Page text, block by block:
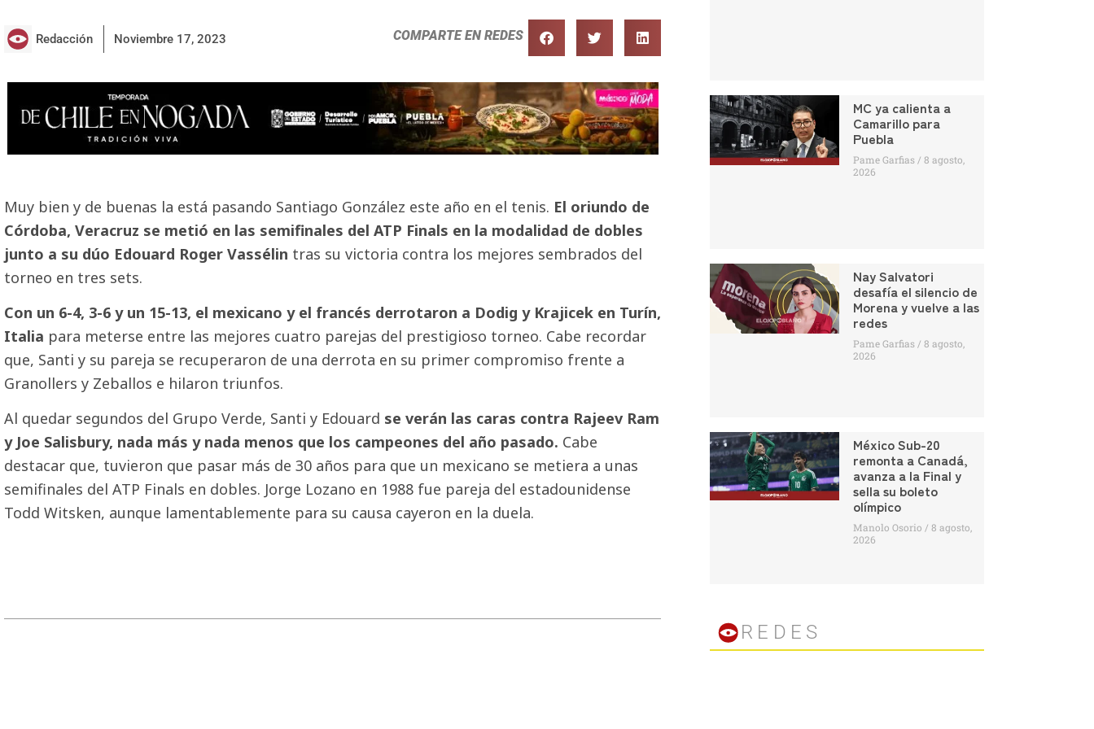
Redacción Noviembre 17, 2023 COMPARTE EN REDES
Muy bien y de buenas la está pasando Santiago González este año en el tenis. El oriundo de
Córdoba, Veracruz se metió en las semifinales del ATP Finals en la modalidad de dobles
junto a su dúo Edouard Roger Vassélin tras su victoria contra los mejores sembrados del
torneo en tres sets.
Con un 6-4, 3-6 y un 15-13, el mexicano y el francés derrotaron a Dodig y Krajicek en Turín,
Italia para meterse entre las mejores cuatro parejas del prestigioso torneo. Cabe recordar
que, Santi y su pareja se recuperaron de una derrota en su primer compromiso frente a
Granollers y Zeballos e hilaron triunfos.
Al quedar segundos del Grupo Verde, Santi y Edouard se verán las caras contra Rajeev Ram
y Joe Salisbury, nada más y nada menos que los campeones del año pasado. Cabe
destacar que, tuvieron que pasar más de 30 años para que un mexicano se metiera a unas
semifinales del ATP Finals en dobles. Jorge Lozano en 1988 fue pareja del estadounidense
Todd Witsken, aunque lamentablemente para su causa cayeron en la duela.
MC ya calienta a
Camarillo para
Puebla
Pame Garfias
8 agosto,
2026
Nay Salvatori
desafía el silencio de
Morena y vuelve a las
redes
Pame Garfias
8 agosto,
2026
México Sub-20
remonta a Canadá,
avanza a la Final y
sella su boleto
olímpico
Manolo Osorio
8 agosto,
2026
REDES